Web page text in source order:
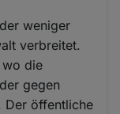
weniger
verbreitet.
wo die
gegen
Der öffentliche